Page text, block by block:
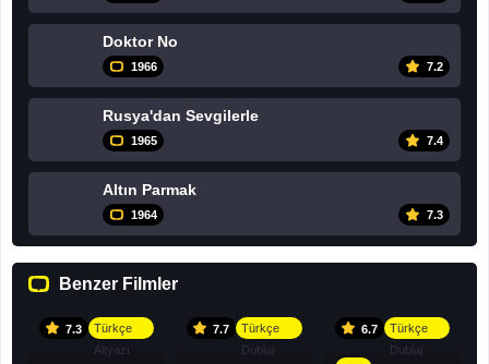
Doktor No
1966 7.2
Rusya'dan Sevgilerle
1965 7.4
Altın Parmak
1964 7.3
Benzer Filmler
7.3
Türkçe
Altyazı
7.7
Türkçe
Dublaj
6.7
Türkçe
Dublaj